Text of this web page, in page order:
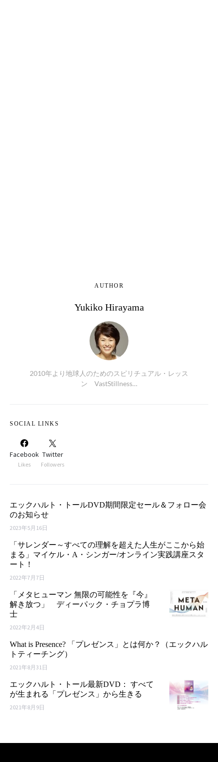
AUTHOR
Yukiko Hirayama
2010年より地球人のためのスピリチュアル・レッス
ン VastStillness…
SOCIAL LINKS
Facebook
Likes
Twitter
Followers
エックハルト・トールDVD期間限定セール＆フォロー会
のお知らせ
2023年5月16日
「サレンダー～すべての理解を超えた人生がここから始
まる」マイケル・A・シンガー/オンライン実践講座スタ
ート！
2022年7月7日
「メタヒューマン 無限の可能性を『今』
解き放つ」 ディーパック・チョプラ博
士
2022年2月4日
What is Presence? 「プレゼンス」とは何か？（エックハル
トティーチング）
2021年8月31日
エックハルト・トール最新DVD： すべて
が生まれる「プレゼンス」から生きる
2021年8月9日